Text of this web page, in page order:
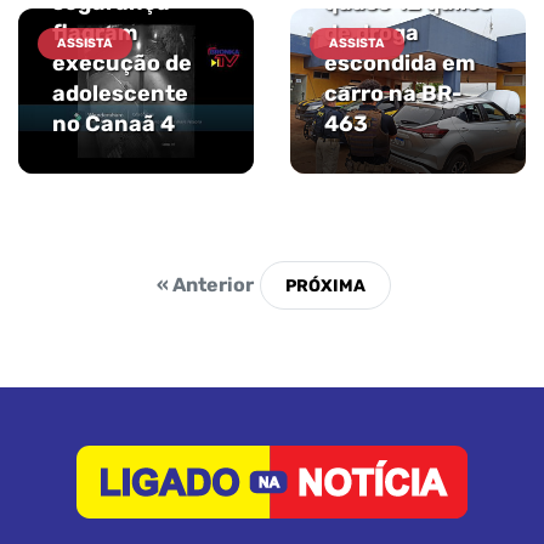
ASSISTA
flagram
execução de
adolescente
no Canaã 4
ASSISTA
de droga
escondida em
carro na BR-
463
« Anterior